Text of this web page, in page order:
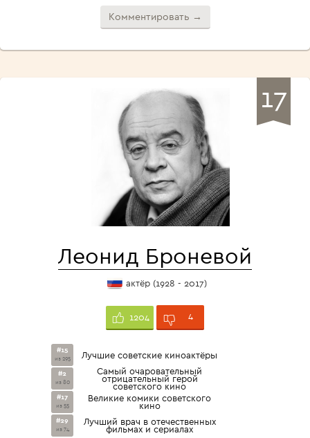
Комментировать →
17
Леонид Броневой
актёр (1928 - 2017)
1204 4
#15
из 295 Лучшие советские киноактёры
#2
из 80
Самый очаровательный
отрицательный герой
советского кино
#17
из 55
Великие комики советского
кино
#29
из 74
Лучший врач в отечественных
фильмах и сериалах